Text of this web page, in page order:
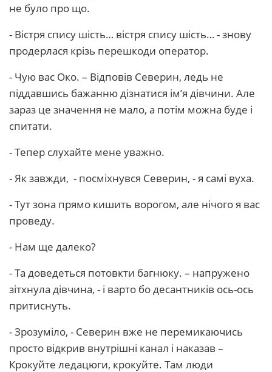
не було про що.
- Вістря спису шість… вістря спису шість… - знову
продерлася крізь перешкоди оператор.
- Чую вас Око. – Відповів Северин, ледь не
піддавшись бажанню дізнатися ім’я дівчини. Але
зараз це значення не мало, а потім можна буде і
спитати.
- Тепер слухайте мене уважно.
- Як завжди, - посміхнувся Северин, - я самі вуха.
- Тут зона прямо кишить ворогом, але нічого я вас
проведу.
- Нам ще далеко?
- Та доведеться потовкти багнюку. – напружено
зітхнула дівчина, - і варто бо десантників ось-ось
притиснуть.
- Зрозуміло, - Северин вже не перемикаючись
просто відкрив внутрішні канал і наказав –
Крокуйте ледацюги, крокуйте. Там люди